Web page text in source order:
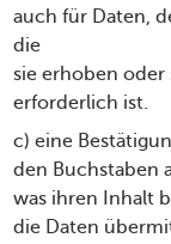
auch für Daten,
die
sie erhoben
erforderlich ist.
c) eine
den Buchstaben
was ihren Inhalt
die Daten